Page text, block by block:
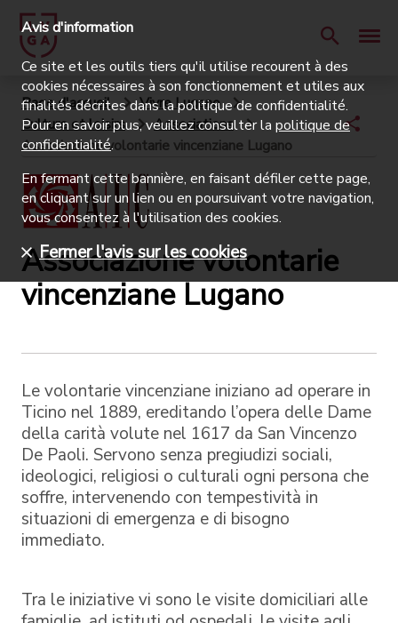
Page d'accueil
Vivre Lugano
Culture et loisirs
Associations
Associazione volontarie vincenziane Lugano
Associazione volontarie
vincenziane Lugano
Le volontarie vincenziane iniziano ad operare in
Ticino nel 1889, ereditando l’opera delle Dame
della carità volute nel 1617 da San Vincenzo
De Paoli. Servono senza pregiudizi sociali,
ideologici, religiosi o culturali ogni persona che
soffre, intervenendo con tempestività in
situazioni di emergenza e di bisogno
immediato.
Tra le iniziative vi sono le visite domiciliari alle
Avis d'information
Ce site et les outils tiers qu'il utilise recourent à des
cookies nécessaires à son fonctionnement et utiles aux
finalités décrites dans la politique de confidentialité.
Pour en savoir plus, veuillez consulter la politique de
confidentialité.
En fermant cette bannière, en faisant défiler cette page,
en cliquant sur un lien ou en poursuivant votre navigation,
vous consentez à l'utilisation des cookies.
Fermer l'avis sur les cookies